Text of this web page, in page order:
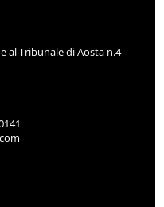
al Tribunale di Aosta n.4